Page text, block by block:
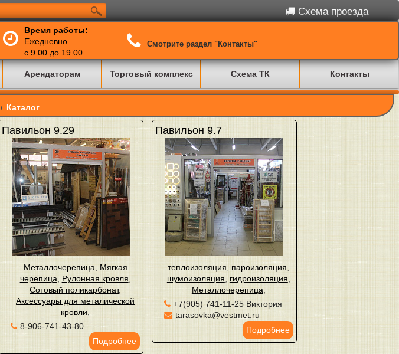
Схема проезда
Время работы:
Ежедневно
с 9.00 до 19.00
Смотрите раздел "Контакты"
Арендаторам Торговый комплекс Схема ТК Контакты
/ Каталог
Павильон 9.29
Металлочерепица
Мягкая
черепица
Рулонная кровля
Сотовый поликарбонат,
Аксессуары для металической
кровли
8-906-741-43-80
Подробнее
Павильон 9.7
теплоизоляция пароизоляция
шумоизоляция
гидроизоляция
Металлочерепица
+7(905) 741-11-25 Виктория
tarasovka@vestmet.ru
Подробнее